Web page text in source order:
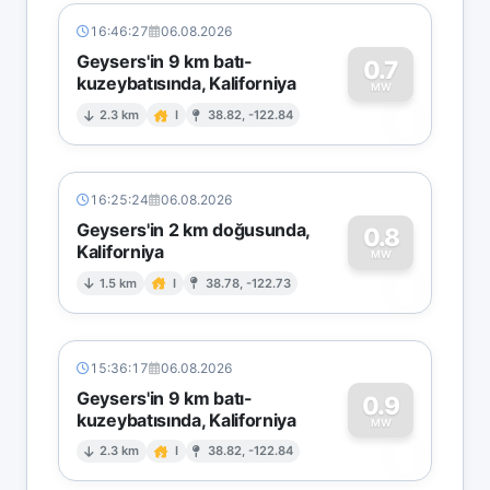
16:46:27 06.08.2026
Geysers'in 9 km batı-
kuzeybatısında, Kaliforniya
2.3 km I 38.82, -122.84
0.7
MW
0
16:25:24 06.08.2026
Geysers'in 2 km doğusunda,
Kaliforniya
1.5 km I 38.78, -122.73
0.8
MW
0
15:36:17 06.08.2026
Geysers'in 9 km batı-
kuzeybatısında, Kaliforniya
2.3 km I 38.82, -122.84
0.9
MW
0